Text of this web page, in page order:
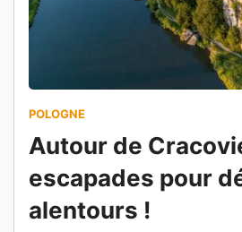
POLOGNE
Autour de
escapades pour
alentours !